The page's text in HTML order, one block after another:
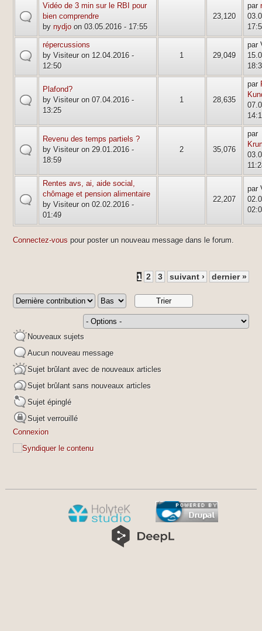
default
Vidéo de 3 min sur le RBI pour
bien comprendre
bynydjo on 03.05.2016 - 17:55
23,120
par
default
répercussions
by Visiteur on 12.04.2016 -
12:50
1 29,049
par
default
Plafond?
by Visiteur on 07.04.2016 -
13:25
1 28,635
par
default
Revenu des temps partiels ?
by Visiteur on 29.01.2016 -
18:59
2 35,076
par
default
Rentes avs, ai, aide social,
chômage et pension alimentaire
by Visiteur on 02.02.2016 -
01:49
22,207
par
Connectez-vouspour poster un nouveau message dans le forum.
1 2 3 suivant › dernier »
Nouveaux sujets
Aucun nouveau message
Sujet brûlant avec de nouveaux articles
Sujet brûlant sans nouveaux articles
Sujet épinglé
Sujet verrouillé
Connexion